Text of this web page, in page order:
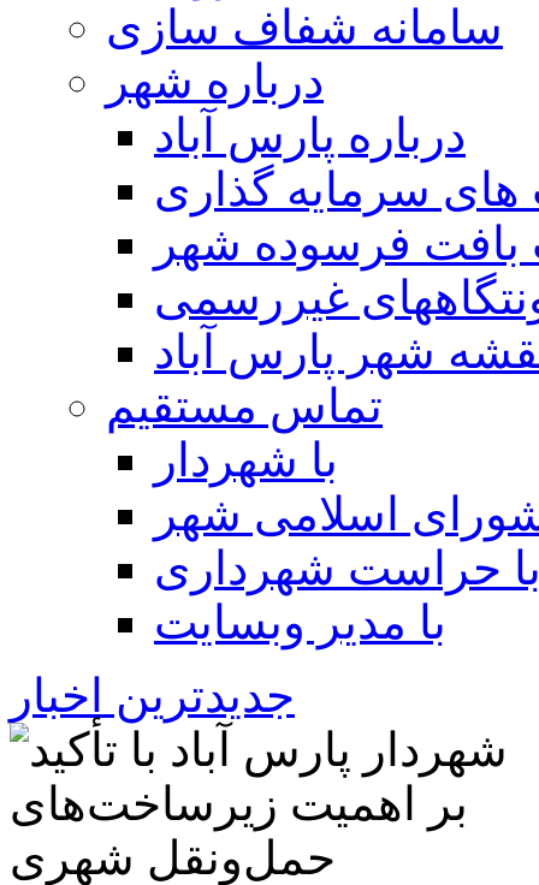
سامانه شفاف سازی
درباره شهر
درباره پارس آباد
سرمایه گذاری
بافت فرسوده شهر
غیررسمی
شهر پارس آباد
تماس مستقیم
با شهردار
اسلامی شهر
حراست شهرداری
با مدیر وبسایت
جدیدترین اخبار